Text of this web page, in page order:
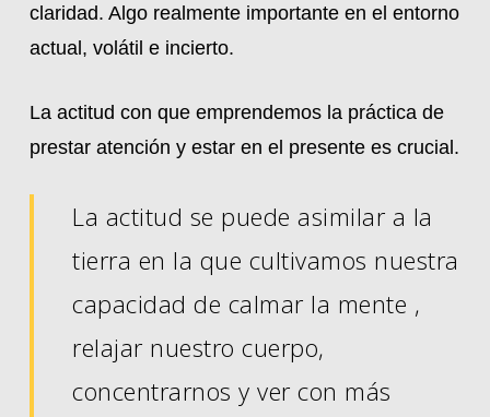
claridad. Algo realmente importante en el entorno
actual, volátil e incierto.
La actitud con que emprendemos la práctica de
prestar atención y estar en el presente es crucial.
La actitud se puede asimilar a la
tierra en la que cultivamos nuestra
capacidad de calmar la mente ,
relajar nuestro cuerpo,
concentrarnos y ver con más